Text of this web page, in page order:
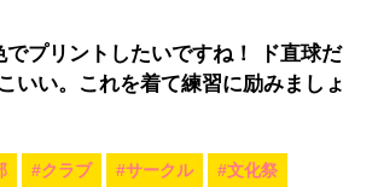
でプリントしたいですね！ ド直球だ
いい。これを着て練習に励みましょ
#クラブ #サークル #文化祭